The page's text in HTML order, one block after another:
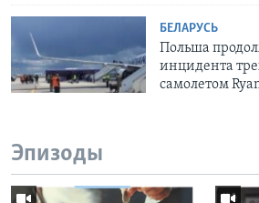
БЕЛАРУСЬ
Польша
инцидента
самолетом
Эпизоды